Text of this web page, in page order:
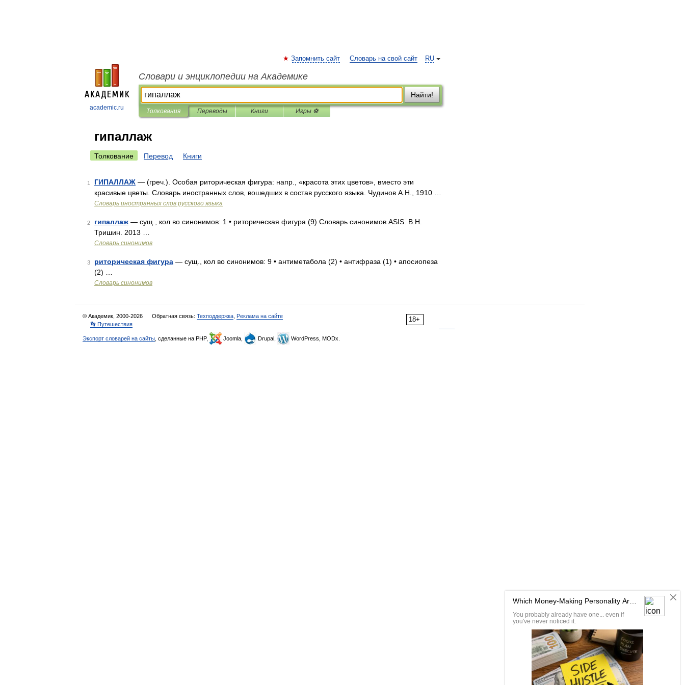
academic.ru
RU
Запомнить сайт Словарь на свой сайт
Словари и энциклопедии на Академике
Найти!
Толкования Переводы Книги Игры ⚽
гипаллаж
Толкование Перевод Книги
1 ГИПАЛЛАЖ — (греч.). Особая риторическая фигура: напр., «красота этих цветов», вместо эти
красивые цветы. Словарь иностранных слов, вошедших в состав русского языка. Чудинов А.Н., 1910 …
Словарь иностранных слов русского языка
2 гипаллаж — сущ., кол во синонимов: 1 • риторическая фигура (9) Словарь синонимов ASIS. В.Н.
Тришин. 2013 …
Словарь синонимов
3 риторическая фигура — сущ., кол во синонимов: 9 • антиметабола (2) • антифраза (1) • апосиопеза
(2) …
Словарь синонимов
18+
© Академик, 2000-2026 Обратная связь: Техподдержка Реклама на сайте
👣 Путешествия
Экспорт словарей на сайты , сделанные на PHP, Joomla, Drupal, WordPress, MODx.